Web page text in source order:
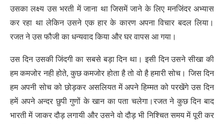
उसका लक्ष्य उस भरती में जाना था जिसमें जाने के लिए मनजिंदर अभ्यास
कर रहा था लेकिन उसने एक हार के कारण अपना विचार बदल लिया।
रजत ने उस फौजी का धन्यवाद किया और घर वापस आ गया।
उस दिन उसकी जिंदगी का सबसे बड़ा दिन था। इसी दिन उसने सीखा की
हम कमजोर नही होते, कुछ कमजोर होता है तो वो है हमारी सोच। जिस दिन
हम अपनी सोच को छोड़कर असलियत में अपने हिम्मत को परखेंगे उस दिन
हमें अपने अन्दर छुपी गुणों के खान का पता चलेगा।रजत ने कुछ दिन बाद
भारती में जाकर दौड़ लगायी और उसने वो दौड़ भी निश्चित समय में पूरी कर